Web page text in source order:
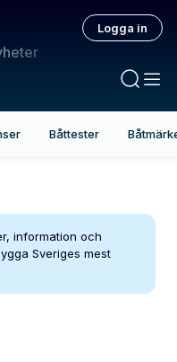
Logga in
Båttester
information och
Sveriges mest